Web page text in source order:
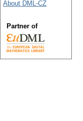
About DML-CZ
Partner of